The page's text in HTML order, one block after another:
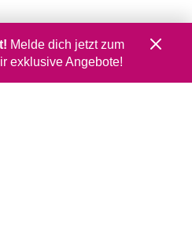
Melde dich jetzt zum
exklusive Angebote!